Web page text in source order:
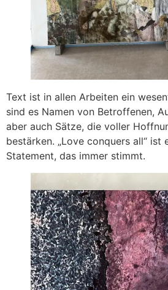
Text ist in allen Arbeiten ein
sind es Namen von Betroffenen,
aber auch Sätze, die voller
bestärken. „Love conquers all“ ist
Statement, das immer stimmt.